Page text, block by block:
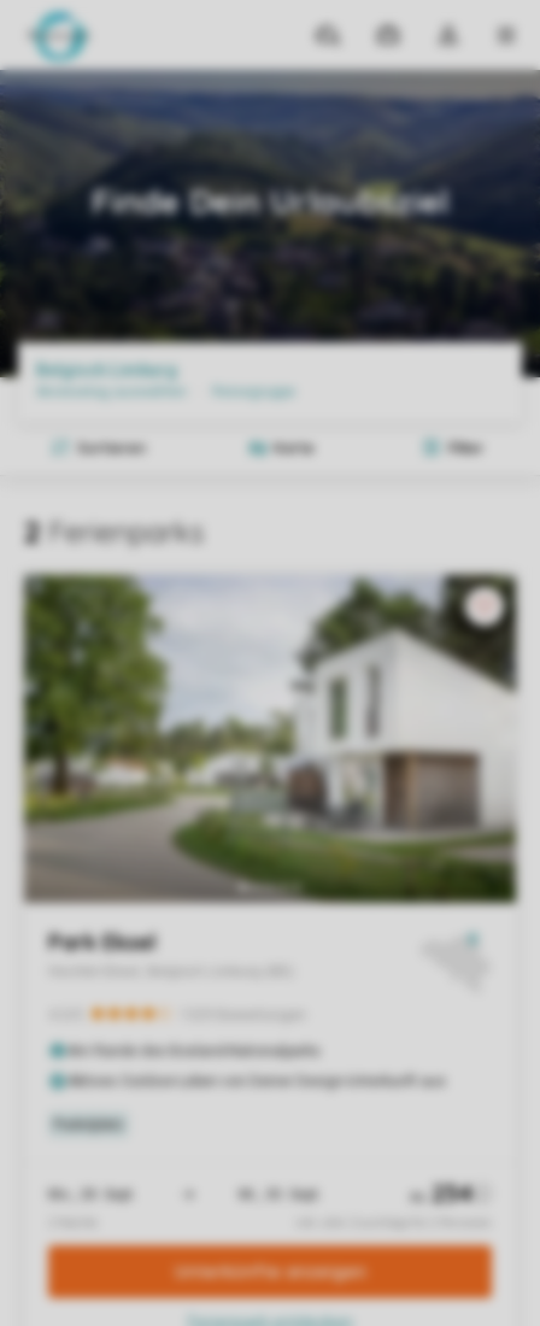
Reiseziele
Meine
Buchungen
Dropdown-
Menü
meines